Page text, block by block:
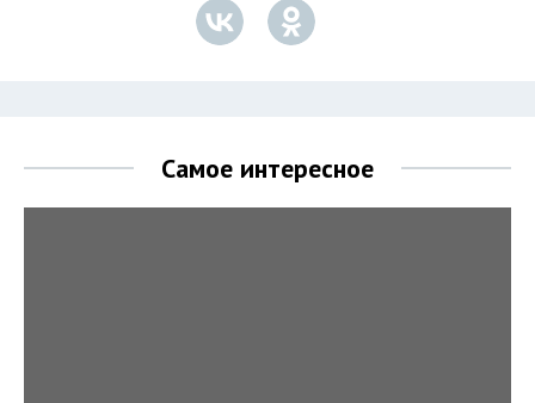
Самое интересное